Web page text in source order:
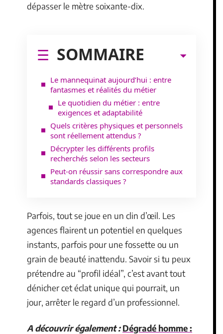
dépasser le mètre soixante-dix.
SOMMAIRE
Le mannequinat aujourd’hui : entre
fantasmes et réalités du métier
Le quotidien du métier : entre
exigences et adaptabilité
Quels critères physiques et personnels
sont réellement attendus ?
Décrypter les différents profils
recherchés selon les secteurs
Peut-on réussir sans correspondre aux
standards classiques ?
Parfois, tout se joue en un clin d’œil. Les
agences flairent un potentiel en quelques
instants, parfois pour une fossette ou un
grain de beauté inattendu. Savoir si tu peux
prétendre au “profil idéal”, c’est avant tout
dénicher cet éclat unique qui pourrait, un
jour, arrêter le regard d’un professionnel.
A découvrir également : Dégradé homme :